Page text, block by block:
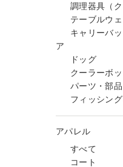
調理器具（ク
テーブルウ
キャリーバ
ア
ドッグ
クーラーボ
パーツ・部品
フィッシン
アパレル
すべて
コート